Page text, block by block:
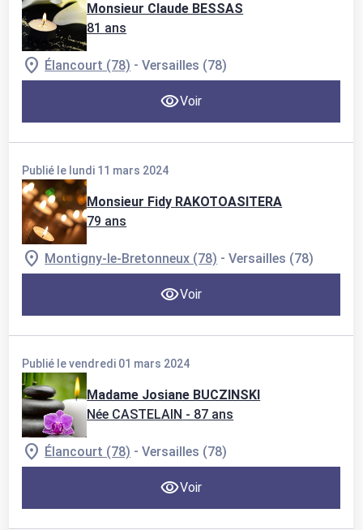
Monsieur Claude BESSAS
81 ans
Élancourt (78) -Versailles (78)
Voir
Publié le lundi 11 mars 2024
Monsieur Fidy RAKOTOASITERA
79 ans
Montigny-le-Bretonneux (78) -Versailles (78)
Voir
Publié le vendredi 01 mars 2024
Madame Josiane BUCZINSKI
Née CASTELAIN - 87 ans
Élancourt (78) -Versailles (78)
Voir